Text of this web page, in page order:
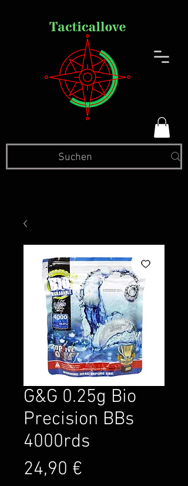
G&G 0.25g Bio
Precision BBs
4000rds
24,90 €